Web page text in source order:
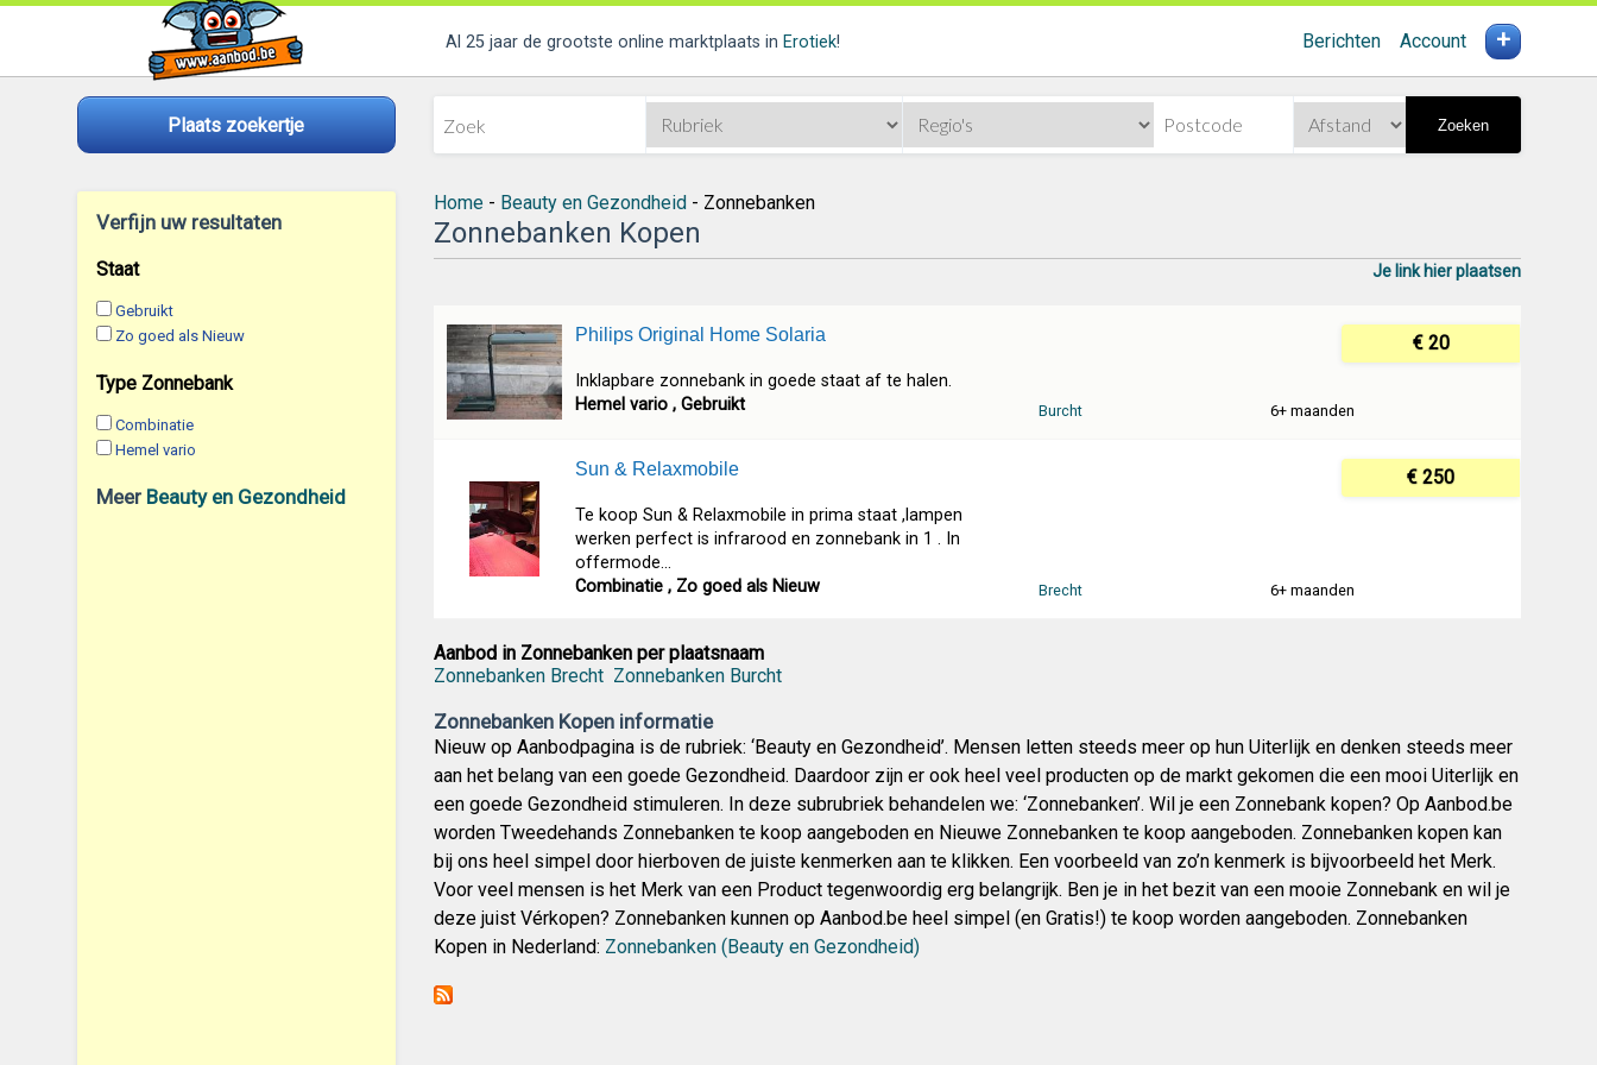
Al 25 jaar de grootste online marktplaats in Erotiek! Berichten Account +
Plaats zoekertje Zoeken
Verfijn uw resultaten
Staat
Gebruikt
Zo goed als Nieuw
Type Zonnebank
Combinatie
Hemel vario
Meer Beauty en Gezondheid
Home- Beauty en Gezondheid- Zonnebanken
Zonnebanken Kopen
Je link hier plaatsen
Philips Original Home Solaria
Inklapbare zonnebank in goede staat af te halen.
Hemel vario , Gebruikt
€ 20
Burcht 6+ maanden
Sun & Relaxmobile
Te koop Sun & Relaxmobile in prima staat ,lampen
werken perfect is infrarood en zonnebank in 1 . In
offermode...
Combinatie , Zo goed als Nieuw
€ 250
Brecht 6+ maanden
Aanbod in Zonnebanken per plaatsnaam
Zonnebanken Brecht Zonnebanken Burcht
Zonnebanken Kopen informatie
Nieuw op Aanbodpagina is de rubriek: ‘Beauty en Gezondheid’. Mensen letten steeds meer op hun Uiterlijk en denken steeds meer
aan het belang van een goede Gezondheid. Daardoor zijn er ook heel veel producten op de markt gekomen die een mooi Uiterlijk en
een goede Gezondheid stimuleren. In deze subrubriek behandelen we: ‘Zonnebanken’. Wil je een Zonnebank kopen? Op Aanbod.be
worden Tweedehands Zonnebanken te koop aangeboden en Nieuwe Zonnebanken te koop aangeboden. Zonnebanken kopen kan
bij ons heel simpel door hierboven de juiste kenmerken aan te klikken. Een voorbeeld van zo’n kenmerk is bijvoorbeeld het Merk.
Voor veel mensen is het Merk van een Product tegenwoordig erg belangrijk. Ben je in het bezit van een mooie Zonnebank en wil je
deze juist Vérkopen? Zonnebanken kunnen op Aanbod.be heel simpel (en Gratis!) te koop worden aangeboden. Zonnebanken
Kopen in Nederland: Zonnebanken (Beauty en Gezondheid)